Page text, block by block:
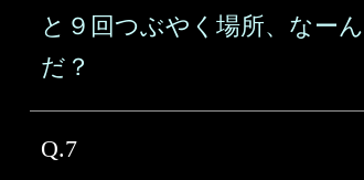
と９回つぶやく場所、なーん
だ？
Q.7